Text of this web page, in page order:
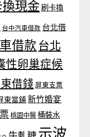
現金 刷卡換
台中汽車借款 台北借
借款 台北
性卵巢症候
借錢 屏東支票
東當鋪 新竹婚宴
桃園中醫 桶裝水
示波